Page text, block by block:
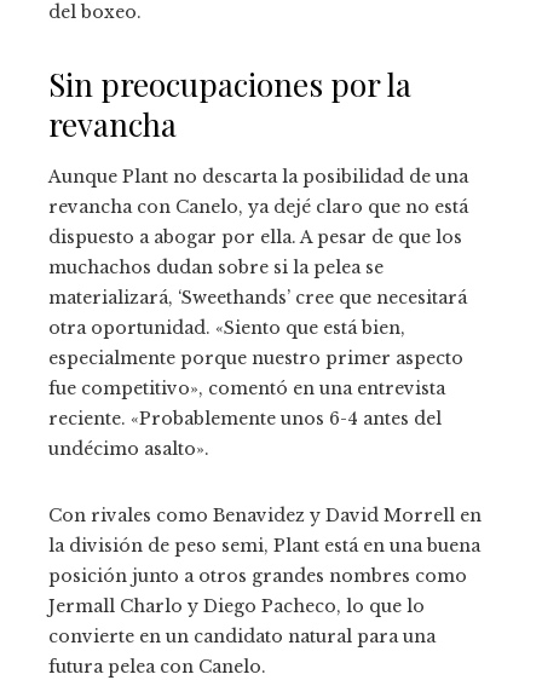
del boxeo.
Sin preocupaciones por la
revancha
Aunque Plant no descarta la posibilidad de una
revancha con Canelo, ya dejé claro que no está
dispuesto a abogar por ella. A pesar de que los
muchachos dudan sobre si la pelea se
materializará, ‘Sweethands’ cree que necesitará
otra oportunidad. «Siento que está bien,
especialmente porque nuestro primer aspecto
fue competitivo», comentó en una entrevista
reciente. «Probablemente unos 6-4 antes del
undécimo asalto».
Con rivales como Benavidez y David Morrell en
la división de peso semi, Plant está en una buena
posición junto a otros grandes nombres como
Jermall Charlo y Diego Pacheco, lo que lo
convierte en un candidato natural para una
futura pelea con Canelo.